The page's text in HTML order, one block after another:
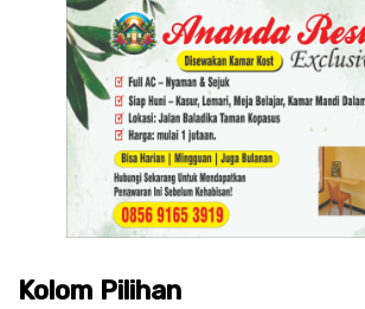
Kolom Pilihan